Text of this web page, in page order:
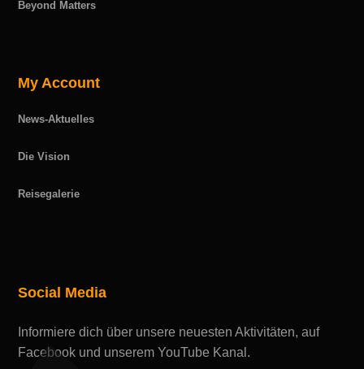
Beyond Matters
My Account
News-Aktuelles
Die Vision
Reisegalerie
Social Media
Informiere dich über unsere neuesten Aktivitäten, auf
Facebook und unserem YouTube Kanal.